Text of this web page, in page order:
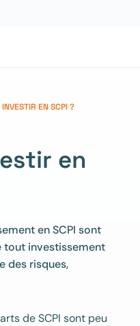
INVESTIR EN SCPI ?
en SCPI sont
tout investissement
des risques,
de SCPI sont peu